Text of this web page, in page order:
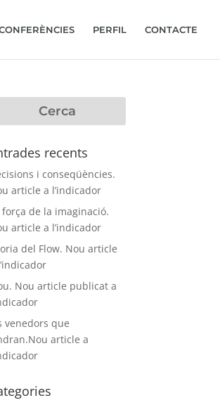
PERFIL CONTACTE
recents
i conseqüències.
article a l’indicador
força de la imaginació.
article a l’indicador
del Flow. Nou article
Nou article publicat a
venedors que
article a